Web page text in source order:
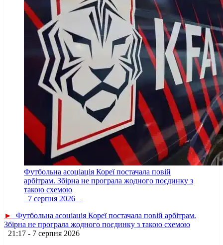
Футбольна асоціація Кореї постачала повій
арбітрам. Збірна не програла жодного поєдинку з
такою схемою
7 серпня 2026
►
Футбольна асоціація Кореї постачала повій арбітрам.
Збірна не програла жодного поєдинку з такою схемою
21:17 - 7 серпня 2026